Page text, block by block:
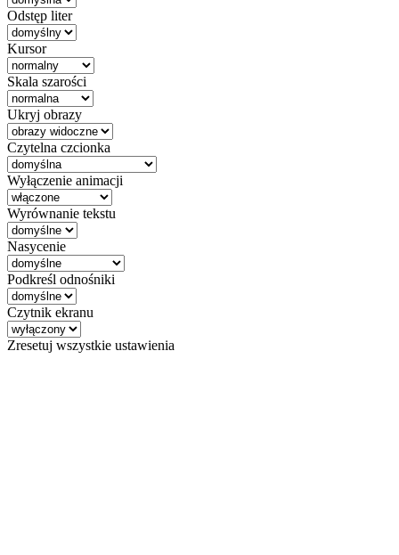
Odstęp liter
Kursor
Skala szarości
Ukryj obrazy
Czytelna czcionka
Wyłączenie animacji
Wyrównanie tekstu
Nasycenie
Podkreśl odnośniki
Czytnik ekranu
Zresetuj wszystkie ustawienia